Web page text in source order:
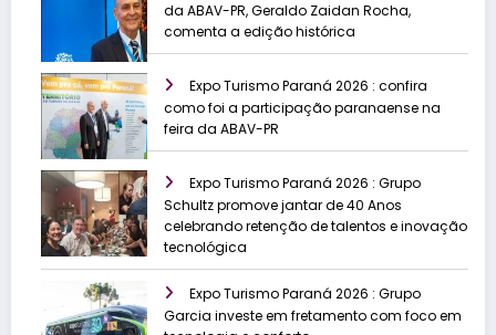
da ABAV-PR, Geraldo Zaidan Rocha,
comenta a edição histórica
Expo Turismo Paraná 2026 : confira
como foi a participação paranaense na
feira da ABAV-PR
Expo Turismo Paraná 2026 : Grupo
Schultz promove jantar de 40 Anos
celebrando retenção de talentos e inovação
tecnológica
Expo Turismo Paraná 2026 : Grupo
Garcia investe em fretamento com foco em